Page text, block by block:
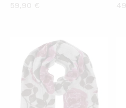
59,90 €
KATSO PIKANÄKYMÄ